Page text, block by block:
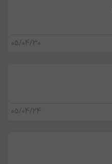
05/04/30
05/04/24